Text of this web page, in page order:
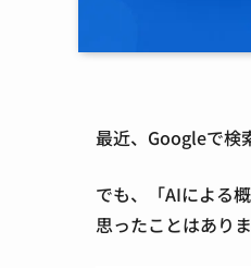
最近、Googleで検
でも、「AIによる
思ったことはあり